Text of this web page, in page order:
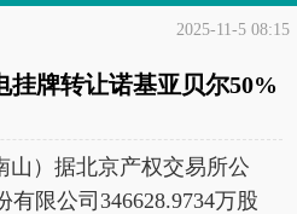
2025-11-5 08:15
挂牌转让诺基亚贝尔50%
山）据北京产权交易所公
限公司346628.9734万股